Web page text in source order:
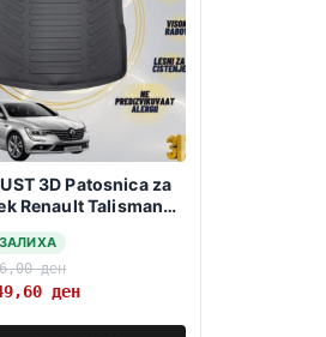
3D Patosnica za
Renault Talisman
ден
ден